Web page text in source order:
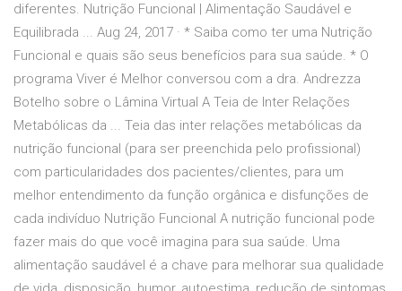
diferentes. Nutrição Funcional | Alimentação Saudável e
Equilibrada ... Aug 24, 2017 · * Saiba como ter uma Nutrição
Funcional e quais são seus benefícios para sua saúde. * O
programa Viver é Melhor conversou com a dra. Andrezza
Botelho sobre o Lâmina Virtual A Teia de Inter Relações
Metabólicas da ... Teia das inter relações metabólicas da
nutrição funcional (para ser preenchida pelo profissional)
com particularidades dos pacientes/clientes, para um
melhor entendimento da função orgânica e disfunções de
cada indivíduo Nutrição Funcional A nutrição funcional pode
fazer mais do que você imagina para sua saúde. Uma
alimentação saudável é a chave para melhorar sua qualidade